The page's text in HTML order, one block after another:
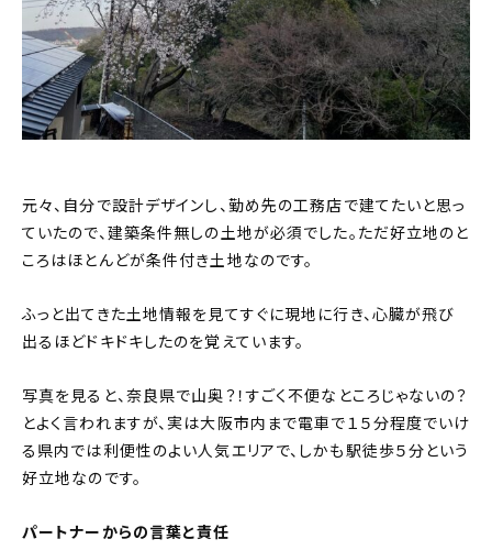
元々、自分で設計デザインし、勤め先の工務店で建てたいと思っ
ていたので、建築条件無しの土地が必須でした。ただ好立地のと
ころはほとんどが条件付き土地なのです。
ふっと出てきた土地情報を見てすぐに現地に行き、心臓が飛び
出るほどドキドキしたのを覚えています。
写真を見ると、奈良県で山奥？！すごく不便なところじゃないの？
とよく言われますが、実は大阪市内まで電車で１５分程度でいけ
る県内では利便性のよい人気エリアで、しかも駅徒歩５分という
好立地なのです。
パートナーからの言葉と責任